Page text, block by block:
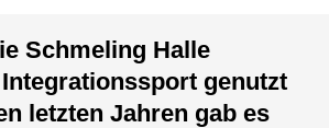
Schmeling Halle
genutzt
letzten Jahren gab es